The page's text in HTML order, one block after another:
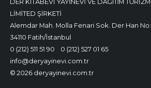
LİMİTED ŞİRKETİ
Alemdar Mah. Molla Fenari Sok. Der Han
34110 Fatih/İstanbul
0 (212) 511 51 90
0 (212) 527 01 65
info@deryayinevi.com.tr
© 2026 deryayinevi.com.tr